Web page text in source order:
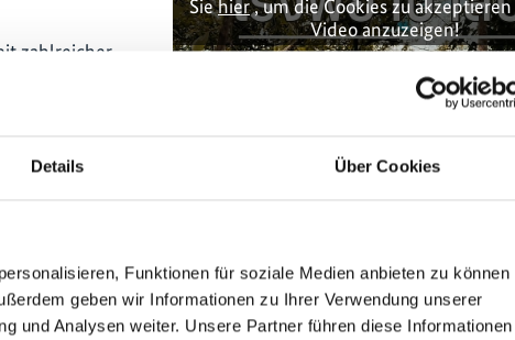
Details Über Cookies
Funktionen für soziale Medien anbieten zu können
geben wir Informationen zu Ihrer Verwendung unserer
und Analysen weiter. Unsere Partner führen diese Informationen
zahlreicher
Jr.,
HE Dr.
Umwelt der
der
eine
Siehier, um die Cookies zu
Video anzuzeigen!